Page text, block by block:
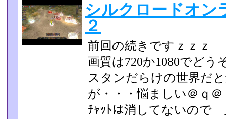
シルクロードオ
２
前回の続きですｚｚｚ
画質は720か1080でどう
スタンだらけの世界だ
が・・・悩ましい＠ｑ＠
ﾁｬｯﾄは消してないので